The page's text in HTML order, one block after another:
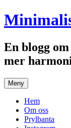
Hoppa
till
En blogg
mer
Meny
Hem
Om oss
Prylbanta